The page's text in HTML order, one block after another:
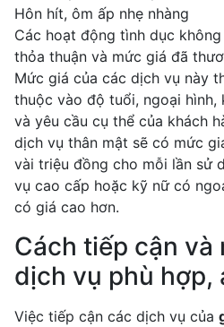
Hôn hít, ôm ấp nhẹ nhàng
Các hoạt động tình dục
thỏa thuận và mức giá đã
Mức giá của các dịch vụ này
thuộc vào độ tuổi, ngoại hình,
và yêu cầu cụ thể của khách
dịch vụ thân mật sẽ có mức
vài triệu đồng cho mỗi lần sử
vụ cao cấp hoặc kỹ nữ có
có giá cao hơn.
Cách tiếp cận và
dịch vụ phù hợp,
Việc tiếp cận các dịch vụ của